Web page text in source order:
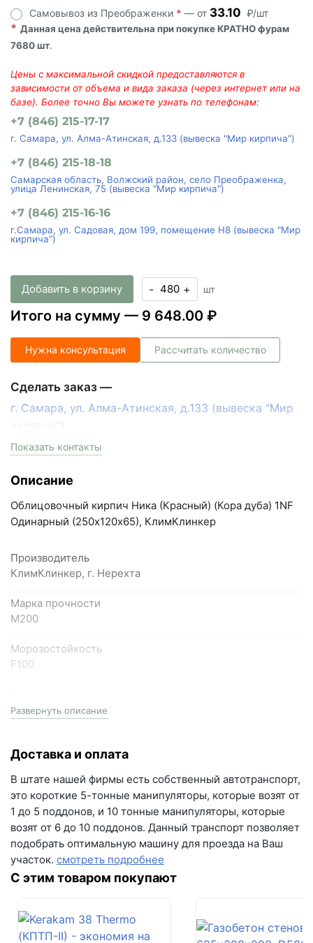
Самовывоз из Преображенки * — от 33.10 ₽/шт
* Данная цена действительна при покупке КРАТНО фурам
7680 шт.
Цены с максимальной скидкой предоставляются в
зависимости от объема и вида заказа (через интернет или на
базе). Более точно Вы можете узнать по телефонам:
+7 (846) 215-17-17
г. Самара, ул. Алма-Атинская, д.133 (вывеска "Мир кирпича")
+7 (846) 215-18-18
Самарская область, Волжский район, село Преображенка,
улица Ленинская, 75 (вывеска "Мир кирпича")
+7 (846) 215-16-16
г.Самара, ул. Садовая, дом 199, помещение Н8 (вывеска "Мир
кирпича")
Добавить в корзину - + шт
Итого на сумму — 9 648.00 ₽
Нужна консультация Рассчитать количество
Сделать заказ —
г. Самара, ул. Алма-Атинская, д.133 (вывеска "Мир
кирпича")
пн-пт с 9:00 до 18:00, сб с 10:00 до 16:00
+7 (993) 993-77-33
Написать в МАКС
Написать на почту
Самарская область, Волжский район, село
кирпича")
пн-пт с 9:00 до 18:00, сб с 10:00 до 16:00
+7 (993) 993-77-44
Написать в Telegram
Написать на почту
г.Самара, ул. Садовая, дом 199, помещение Н8
(вывеска "Мир кирпича")
пн-пт с 9:00 до 18:00
+7 (993) 993-77-22
Показать контакты
Описание
Облицовочный кирпич Ника (Красный) (Кора дуба) 1NF
Одинарный (250х120х65), КлимКлинкер
Производитель
КлимКлинкер, г. Нерехта
Марка прочности
М200
Морозостойкость
F100
одинарный, (1НФ), 250мм длина * 120мм ширина *
Фактор НФ
Вес
2.6 кг
На поддоне
480 шт
Цвет
Развернуть описание
Доставка и оплата
В штате нашей фирмы есть собственный автотранспорт,
это короткие 5-тонные манипуляторы, которые возят от
1 до 5 поддонов, и 10 тонные манипуляторы, которые
возят от 6 до 10 поддонов. Данный транспорт позволяет
подобрать оптимальную машину для проезда на Ваш
участок. смотреть подробнее
С этим товаром покупают